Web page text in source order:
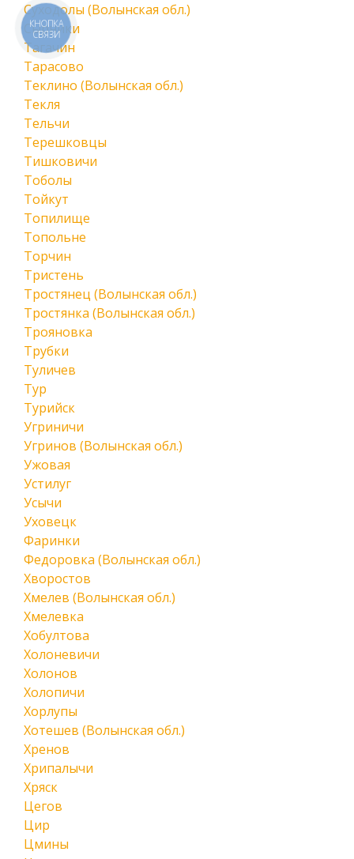
Суходолы (Волынская обл.)
Сырники
Тагачин
Тарасово
Теклино (Волынская обл.)
Текля
Тельчи
Терешковцы
Тишковичи
Тоболы
Тойкут
Топилище
Топольне
Торчин
Тристень
Тростянец (Волынская обл.)
Тростянка (Волынская обл.)
Трояновка
Трубки
Туличев
Тур
Турийск
Угриничи
Угринов (Волынская обл.)
Ужовая
Устилуг
Усычи
Уховецк
Фаринки
Федоровка (Волынская обл.)
Хворостов
Хмелев (Волынская обл.)
Хмелевка
Хобултова
Холоневичи
Холонов
Холопичи
Хорлупы
Хотешев (Волынская обл.)
Хренов
Хрипалычи
Хряск
Цегов
Цир
Цмины
КНОПКА
СВЯЗИ